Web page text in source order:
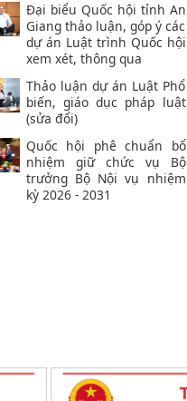
Đại biểu Quốc hội tỉnh An
Giang thảo luận, góp ý các
dự án Luật trình Quốc hội
xem xét, thông qua
Thảo luận dự án Luật Phổ
biến, giáo dục pháp luật
(sửa đổi)
Quốc hội phê chuẩn bổ
nhiệm giữ chức vụ Bộ
trưởng Bộ Nội vụ nhiệm
kỳ 2026 - 2031